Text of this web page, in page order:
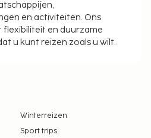
en activiteiten. Ons
en duurzame
u kunt reizen zoals u wilt.
Winterreizen
Sport trips